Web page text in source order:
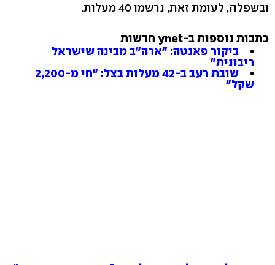
ובשפלה, לעומת זאת, נרשמו 40 מעלות.
כתבות נוספות ב-ynet חדשות
ביקור פאנטה: "ארה"ב מבינה שישראל
ריבונית"
שובת רעב ב-42 מעלות בצל: "חי מ-2,200
שקל"